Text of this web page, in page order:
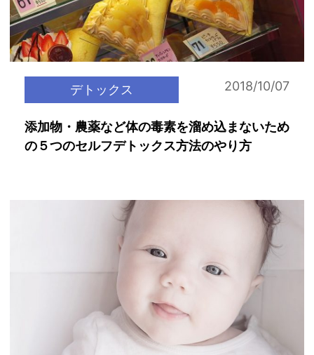
デトックス 2018/10/07
添加物・農薬など体の毒素を溜め込まないため
の５つのセルフデトックス方法のやり方